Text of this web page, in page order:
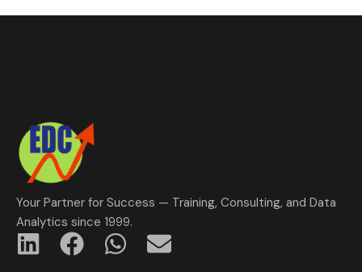
Your Partner for Success — Training, Consulting, and Data
Analytics since 1999.